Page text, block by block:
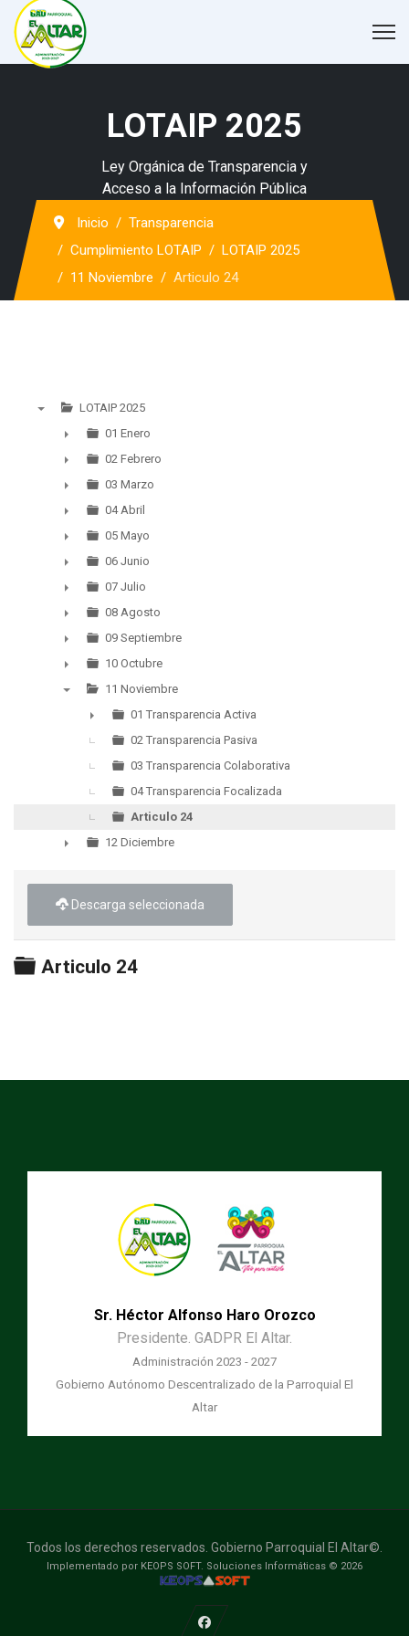
LOTAIP 2025
Ley Orgánica de Transparencia y
Acceso a la Información Pública
Inicio
Transparencia
Cumplimiento LOTAIP
LOTAIP 2025
11 Noviembre
Articulo 24
LOTAIP 2025
►
01 Enero
►
02 Febrero
►
03 Marzo
►
04 Abril
►
05 Mayo
►
06 Junio
►
07 Julio
►
08 Agosto
►
09 Septiembre
►
10 Octubre
11 Noviembre
►
01 Transparencia Activa
02 Transparencia Pasiva
03 Transparencia Colaborativa
04 Transparencia Focalizada
Articulo 24
12 Diciembre
Descarga seleccionada
Carpeta
Articulo 24
Sr. Héctor Alfonso Haro Orozco
Presidente. GADPR El Altar.
Administración 2023 - 2027
Gobierno Autónomo Descentralizado de la Parroquial El
Altar
Todos los derechos reservados. Gobierno Parroquial El Altar©.
Implementado por KEOPS SOFT. Soluciones Informáticas © 2026